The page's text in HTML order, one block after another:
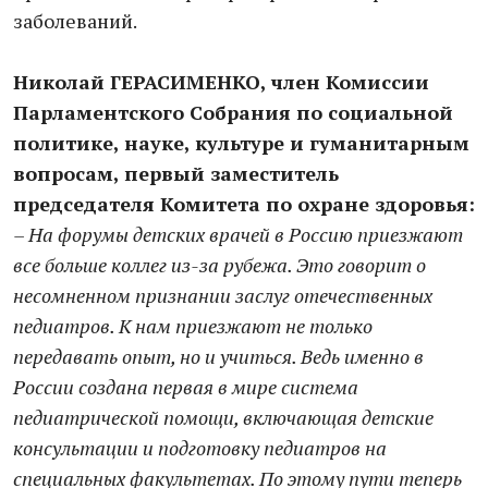
заболеваний.
Николай ГЕРАСИМЕНКО, член Комиссии
Парламентского Собрания по социальной
политике, науке, культуре и гуманитарным
вопросам, первый заместитель
председателя Комитета по охране здоровья:
– На форумы детских врачей в Россию приезжают
все больше коллег из-за рубежа. Это говорит о
несомненном признании заслуг отечественных
педиатров. К нам приезжают не только
передавать опыт, но и учиться. Ведь именно в
России создана первая в мире система
педиатрической помощи, включающая детские
консультации и подготовку педиатров на
специальных факультетах. По этому пути теперь